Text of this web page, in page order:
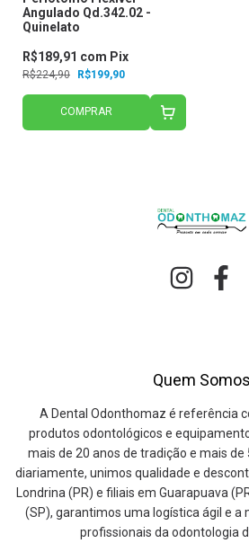
Angulado Qd.342.02 -
Quinelato
R$224,90 R$199,90
R$189,91 com Pix
COMPRAR
Quem Somos
A Dental Odonthomaz é referência
produtos odontológicos e
mais de 20 anos de tradição e mais
diariamente, unimos qualidade e
Londrina (PR) e filiais em Guarapuava
(SP), garantimos uma logística ágil e a
profissionais da odontologia